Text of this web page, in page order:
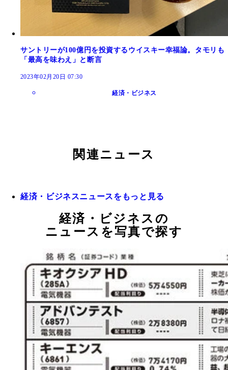
サントリーが100億円を投資するウイスキー幸福論。タモリも
「最高を味わえ」と断言
2023年02月20日 07:30
経済・ビジネス
関連ニュース
経済・ビジネスニュースをもっと見る
経済・ビジネスの
ニュースを写真で探す